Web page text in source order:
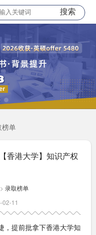
搜索
榜单
香港大学】知识产权
录取榜单
02-11
，提前批拿下香港大学知